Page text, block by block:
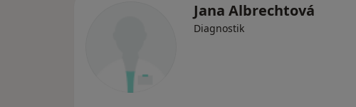
Jana Albrechtová
Diagnostik